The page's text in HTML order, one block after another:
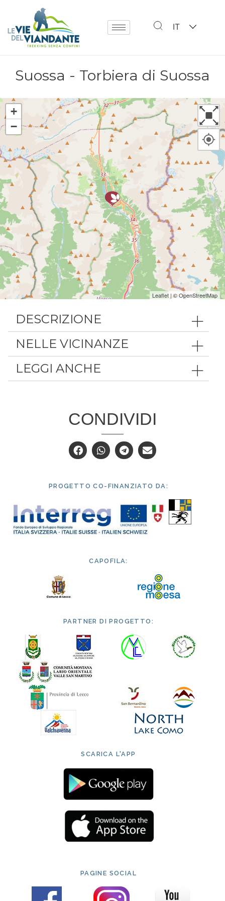
IT
Suossa - Torbiera di Suossa
DESCRIZIONE
NELLE VICINANZE
LEGGI ANCHE
+
−
Leaflet | ©OpenStreetMap
CONDIVIDI
PROGETTO CO-FINANZIATO DA:
CAPOFILA:
PARTNER DI PROGETTO:
SCARICA L'APP
PAGINE SOCIAL